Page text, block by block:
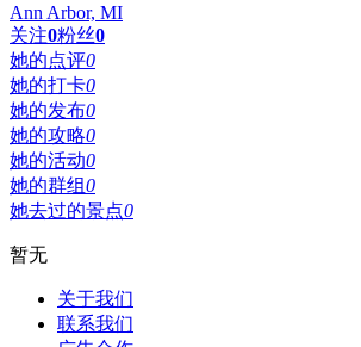
Ann Arbor, MI
关注0粉丝0
她的点评0
她的打卡0
她的发布0
她的攻略0
她的活动0
她的群组0
她去过的景点0
暂无
关于我们
联系我们